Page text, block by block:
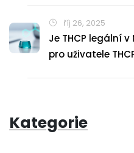
říj 26, 2025
Je THCP legální
pro uživatele
Kategorie